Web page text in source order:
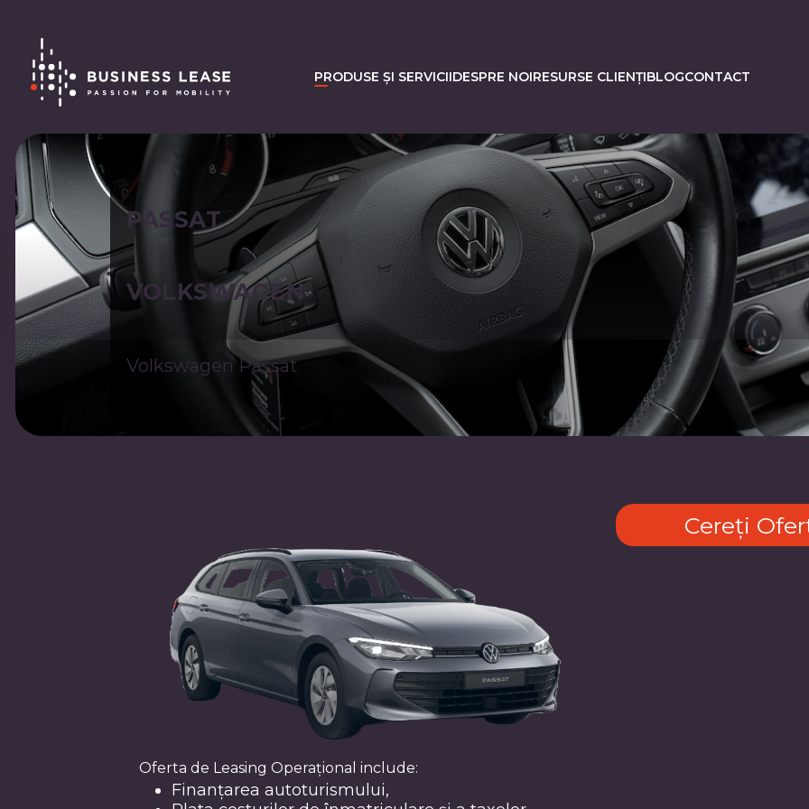
PRODUSE ȘI SERVICIIDESPRE NOIRESURSE CLIENȚIBLOGCONTACT
PASSAT
VOLKSWAGEN
Volkswagen Passat
Oferta de Leasing Operațional include:
Finanțarea autoturismului,
Cereți